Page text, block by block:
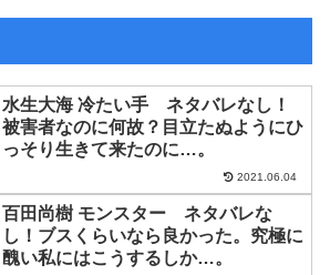
水生大海 冷たい手 ネタバレなし！
被害者なのに何故？目立たぬようにひ
っそり生きて来たのに…。
2021.06.04
百田尚樹 モンスター ネタバレな
し！ブスくらいなら良かった。究極に
醜い私にはこうするしか…。